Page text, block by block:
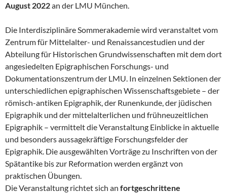
August 2022an der LMU München.
Die Interdisziplinäre Sommerakademie wird veranstaltet vom
Zentrum für Mittelalter- und Renaissancestudien und der
Abteilung für Historischen Grundwissenschaften mit dem dort
angesiedelten Epigraphischen Forschungs- und
Dokumentationszentrum der LMU. In einzelnen Sektionen der
unterschiedlichen epigraphischen Wissenschaftsgebiete – der
römisch-antiken Epigraphik, der Runenkunde, der jüdischen
Epigraphik und der mittelalterlichen und frühneuzeitlichen
Epigraphik – vermittelt die Veranstaltung Einblicke in aktuelle
und besonders aussagekräftige Forschungsfelder der
Epigraphik. Die ausgewählten Vorträge zu Inschriften von der
Spätantike bis zur Reformation werden ergänzt von
praktischen Übungen.
Die Veranstaltung richtet sich an fortgeschrittene